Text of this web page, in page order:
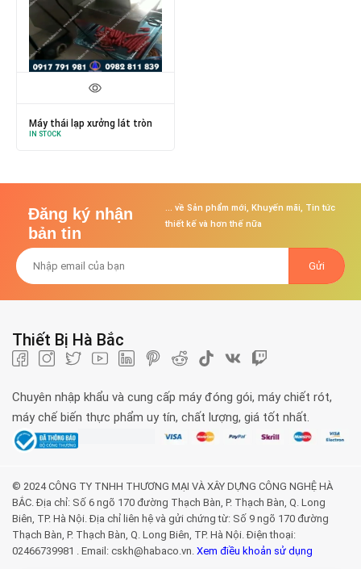
Máy thái lạp xưởng lát tròn
IN STOCK
Đăng ký nhận
bản tin
... về Sản phẩm mới, Khuyến mãi, Tin tức
thiết kế và hơn thế nữa
Thiết Bị Hà Bắc
Chuyên nhập khẩu và cung cấp máy đóng gói, máy chiết rót,
máy chế biến thực phẩm uy tín, chất lượng, giá tốt nhất.
© 2024 CÔNG TY TNHH THƯƠNG MẠI VÀ XÂY DỰNG CÔNG NGHỆ HÀ
BẮC. Địa chỉ: Số 6 ngõ 170 đường Thạch Bàn, P. Thạch Bàn, Q. Long
Biên, TP. Hà Nội. Địa chỉ liên hệ và gửi chứng từ: Số 9 ngõ 170 đường
Thạch Bàn, P. Thạch Bàn, Q. Long Biên, TP. Hà Nội. Điện thoại:
02466739981 . Email: cskh@habaco.vn. Xem điều khoản sử dụng